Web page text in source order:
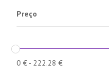
Preço
0 €- 222.28 €